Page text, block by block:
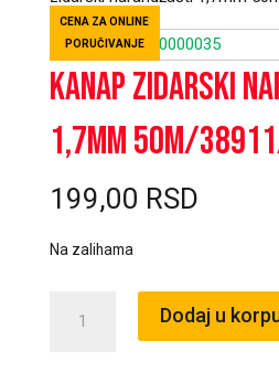
CENA ZA ONLINE
PORUČIVANJE
Kanap zidarski
1,7mm 50m/
199,00 RSD
Na zalihama
Dodaj u